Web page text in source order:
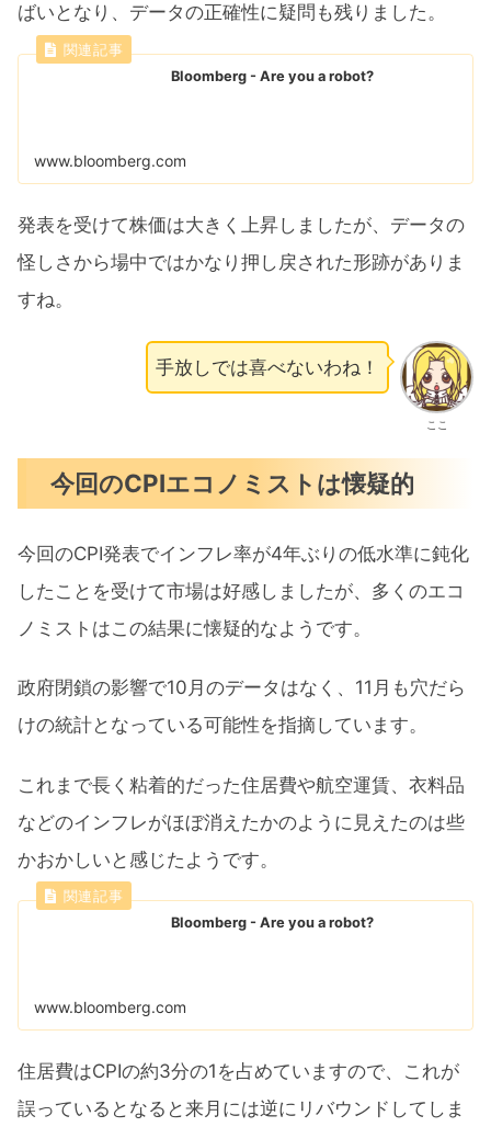
ばいとなり、データの正確性に疑問も残りました。
Bloomberg - Are you a robot?
www.bloomberg.com
発表を受けて株価は大きく上昇しましたが、データの
怪しさから場中ではかなり押し戻された形跡がありま
すね。
ここ
手放しでは喜べないわね！
今回のCPIエコノミストは懐疑的
今回のCPI発表でインフレ率が4年ぶりの低水準に鈍化
したことを受けて市場は好感しましたが、多くのエコ
ノミストはこの結果に懐疑的なようです。
政府閉鎖の影響で10月のデータはなく、11月も穴だら
けの統計となっている可能性を指摘しています。
これまで長く粘着的だった住居費や航空運賃、衣料品
などのインフレがほぼ消えたかのように見えたのは些
かおかしいと感じたようです。
Bloomberg - Are you a robot?
www.bloomberg.com
住居費はCPIの約3分の1を占めていますので、これが
誤っているとなると来月には逆にリバウンドしてしま